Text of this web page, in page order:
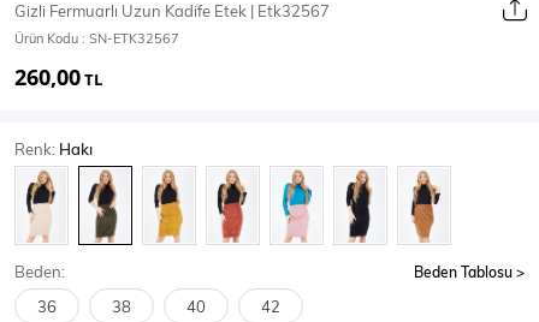
T-Shirt
Body Atlet Crop & Büstiyer
SPOR GİYİM
Gizli Fermuarlı Uzun Kadife Etek | Etk32567
Ürün Kodu : SN-ETK32567
260,00TL
Renk: Hakı
Beden: Beden Tablosu
36 38 40 42